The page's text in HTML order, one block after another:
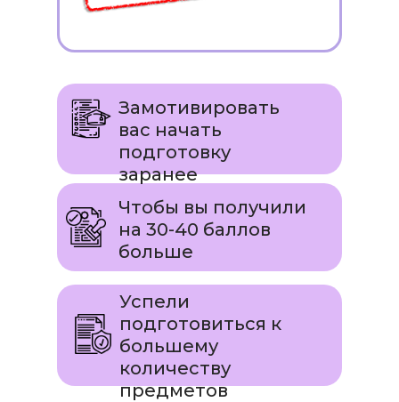
Замотивировать
вас начать
подготовку
заранее
Чтобы вы получили
на 30-40 баллов
больше
Успели
подготовиться к
большему
количеству
предметов